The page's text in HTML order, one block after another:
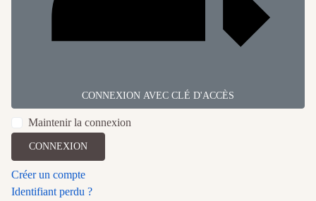
CONNEXION AVEC CLÉ D'ACCÈS
Maintenir la connexion
CONNEXION
Créer un compte
Identifiant perdu ?